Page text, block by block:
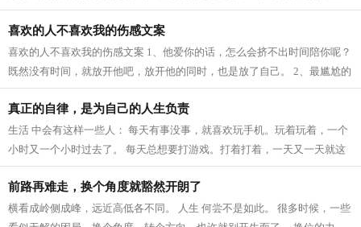
在连续阴沉几天后而漫下来的一缕深秋...
喜欢的人不喜欢我的伤感文案
喜欢的人不喜欢我的伤感文案 1、他爱你的话，怎么会挤不出时间陪你呢？
既然没有时间，就放开他吧，放开他的同时，也是放了自己。 2、最尴尬的
莫过于，分手以后，人家已经有了甜...
真正的自律，是为自己的人生负责
生活 中会有这样一些人： 每天有事没事，就喜欢玩手机。玩着玩着，一个
小时又一个小时过去了。 每天总想要打游戏。打着打着，一天又一天就这
样被耗费和虚掷掉了。 …… 许多时...
前路再难走，换个角度就豁然开朗了
横看成岭侧成峰，远近高低各不同。 人生 何尝不是如此。 很多时候，一些